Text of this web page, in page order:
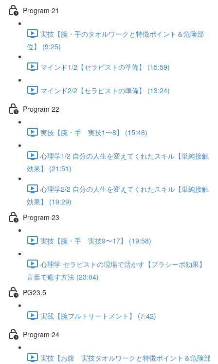
Program 21
実技【腕・手のタオルワークと特徴ポイント＆危険部
位】 (9:25)
マインド1/2【セラピストの準備】 (15:59)
マインド2/2【セラピストの準備】 (13:24)
Program 22
実技【腕・手 実技1〜8】 (15:46)
心理学1/2 自分の人生を変えてくれたスキル【単純接触
効果】 (21:51)
心理学2/2 自分の人生を変えてくれたスキル【単純接触
効果】 (19:29)
Program 23
実技【腕・手 実技9〜17】 (19:58)
心理学 セラピストの現場で活かす【プラシーボ効果】
言葉で癒す方法 (23:04)
PG23.5
実践【腕フルトリートメント】 (7:42)
Program 24
実技【お腹 実技タオルワークと特徴ポイント＆危険部